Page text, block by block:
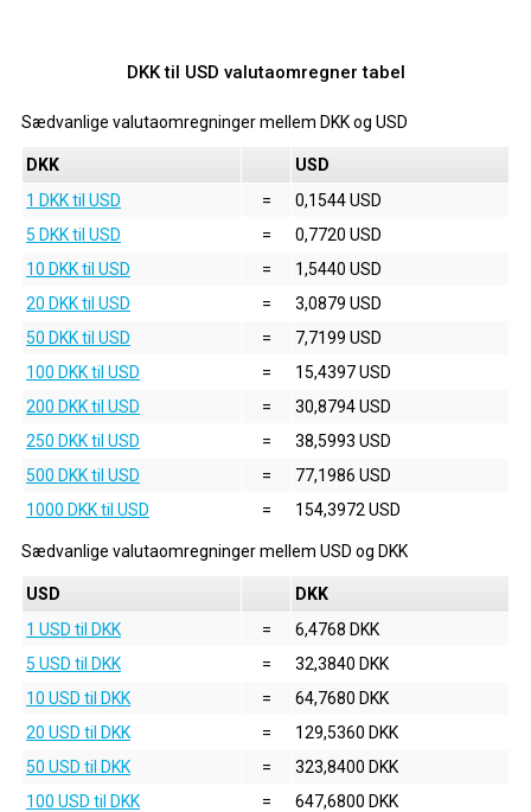
DKK til USD valutaomregner tabel
Sædvanlige valutaomregninger mellem DKKog USD
DKK
USD
1 DKK til USD
=
0,1544 USD
5 DKK til USD
=
0,7720 USD
10 DKK til USD
=
1,5440 USD
20 DKK til USD
=
3,0879 USD
50 DKK til USD
=
7,7199 USD
100 DKK til USD
=
15,4397 USD
200 DKK til USD
=
30,8794 USD
250 DKK til USD
=
38,5993 USD
500 DKK til USD
=
77,1986 USD
1000 DKK til USD
= 154,3972 USD
Sædvanlige valutaomregninger mellem USD og DKK
USD
DKK
1 USD til DKK
=
6,4768 DKK
5 USD til DKK
=
32,3840 DKK
10 USD til DKK
=
64,7680 DKK
20 USD til DKK
=
129,5360 DKK
50 USD til DKK
=
323,8400 DKK
100 USD til DKK
=
647,6800 DKK